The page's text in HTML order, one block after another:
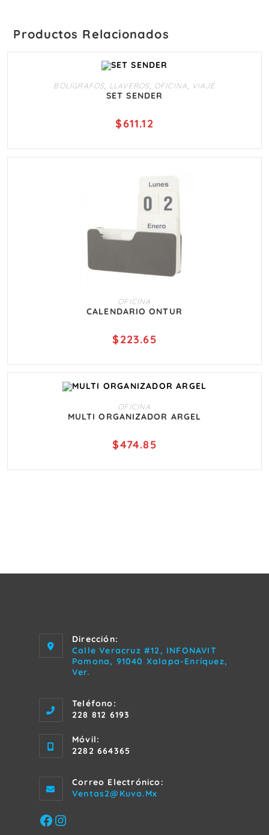
Productos Relacionados
AÑADIR AL CARRITO
BOLÍGRAFOS, LLAVEROS, OFICINA, VIAJE
SET SENDER
$611.12
AÑADIR AL CARRITO
OFICINA
CALENDARIO ONTUR
$223.65
AÑADIR AL CARRITO
OFICINA
MULTI ORGANIZADOR ARGEL
$474.85
Dirección:
Calle Veracruz #12, INFONAVIT
Pomona, 91040 Xalapa-Enríquez,
Ver.
Teléfono:
228 812 6193
Móvil:
2282 664365
Correo Electrónico:
Ventas2@kuva.mx
Facebook
Instagram